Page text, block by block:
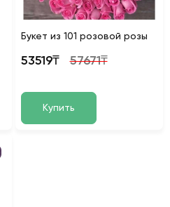
Букет из 101 розовой розы
53519₸ 57671₸
Купить